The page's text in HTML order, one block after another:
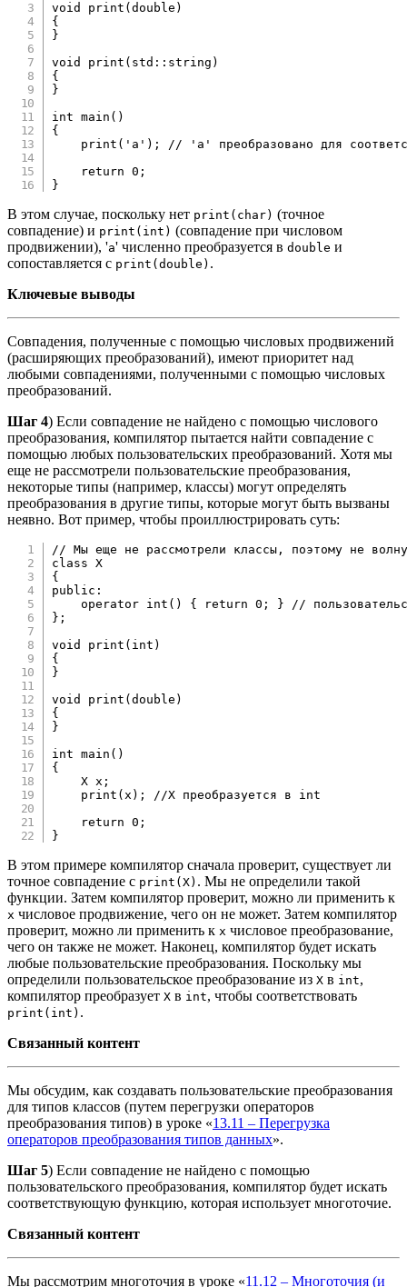
void
print (double )
{
}
void
print ( std :: string )
{
}
int
main ( )
{
print ( 'a' ) ;
// 'a' преобразовано для
return
0 ;
}
В этом случае, поскольку нет print(char) (точное
совпадение) и print(int) (совпадение при числовом
продвижении), 'a' численно преобразуется в double и
сопоставляется с print(double) .
Ключевые выводы
Совпадения, полученные с помощью числовых продвижений
(расширяющих преобразований), имеют приоритет над
любыми совпадениями, полученными с помощью числовых
преобразований.
Шаг 4) Если совпадение не найдено с помощью числового
преобразования, компилятор пытается найти совпадение с
помощью любых пользовательских преобразований. Хотя мы
еще не рассмотрели пользовательские преобразования,
некоторые типы (например, классы) могут определять
преобразования в другие типы, которые могут быть вызваны
неявно. Вот пример, чтобы проиллюстрировать суть:
// Мы еще не рассмотрели классы, поэтому не
class
X
{
public :
operator int ( ) { return 0 ; }
//
} ;
void
print ( int )
{
}
void
print (double )
{
}
int
main ( )
{
    X x
;
print (x ) ;
//X преобразуется в int
return
0 ;
}
В этом примере компилятор сначала проверит, существует ли
точное совпадение с print(X) . Мы не определили такой
функции. Затем компилятор проверит, можно ли применить к
x числовое продвижение, чего он не может. Затем компилятор
проверит, можно ли применить к x числовое преобразование,
чего он также не может. Наконец, компилятор будет искать
любые пользовательские преобразования. Поскольку мы
определили пользовательское преобразование из X в int,
компилятор преобразует X в int, чтобы соответствовать
print(int) .
Связанный контент
Мы обсудим, как создавать пользовательские преобразования
для типов классов (путем перегрузки операторов
преобразования типов) в уроке «13.11 – Перегрузка
операторов преобразования типов данных».
Шаг 5) Если совпадение не найдено с помощью
пользовательского преобразования, компилятор будет искать
соответствующую функцию, которая использует многоточие.
Связанный контент
Мы рассмотрим многоточия в уроке «11.12 – Многоточия (и